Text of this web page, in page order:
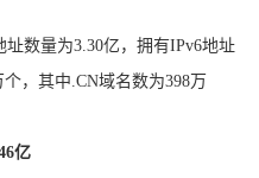
数量为3.30亿，拥有IPv6地址
，其中.CN域名数为398万
亿